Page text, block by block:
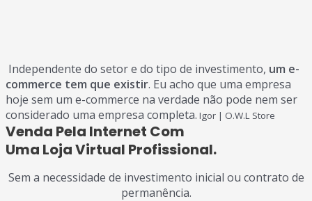
Independente do setor e do tipo de investimento, um e-
commerce tem que existir. Eu acho que uma empresa
hoje sem um e-commerce na verdade não pode nem ser
considerado uma empresa completa. Igor | O.W.L Store
Venda Pela Internet Com
Uma Loja Virtual Profissional.
Sem a necessidade de investimento inicial ou contrato de
permanência.